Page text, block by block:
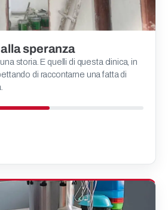
speranza
storia. E quelli di questa clinica, in
di raccontarne una fatta di